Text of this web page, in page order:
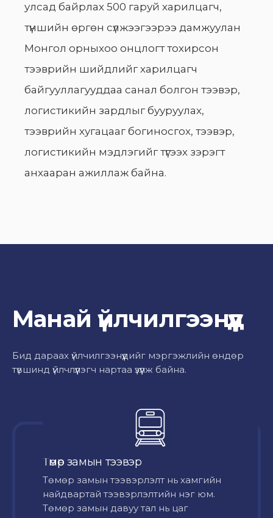
улсад байрлах 500 гаруй харилцагч,
түншийн өргөн сүлжээгээрээ дамжуулан
Монгол орныхоо онцлогт тохирсон
тээврийн шийдлийг харилцагч
байгууллагууддаа санал болгон тээвэр,
логистикийн зардлыг бууруулах,
тээврийн хугацааг богиносгох, тээвэр,
логистикийн мэдлэгийг түгээх зэрэгт
анхааран ажиллаж байна.
Манай үйлчилгээнүүд
Бид дараах үйлчилгээнүүдийг мэргэжлийн өндөр
түвшинд үйлчлүүлэгч нартаа үзүүлж байна.
Төмөр замын тээвэр
Төмөр замын тээвэрлэлт нь хамгийн
найдвартай тээвэрлэлтийн нэг юм.
Төмөр замын давуу тал нь цаг